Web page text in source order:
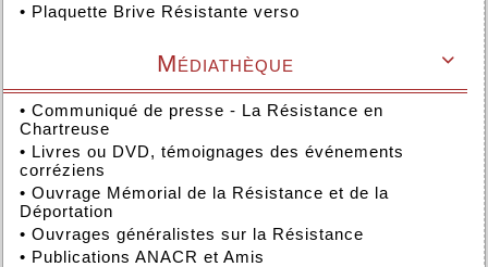
• Plaquette Brive Résistante verso

Médiathèque
• Communiqué de presse - La Résistance en
Chartreuse
• Livres ou DVD, témoignages des événements
corréziens
• Ouvrage Mémorial de la Résistance et de la
Déportation
• Ouvrages généralistes sur la Résistance
• Publications ANACR et Amis